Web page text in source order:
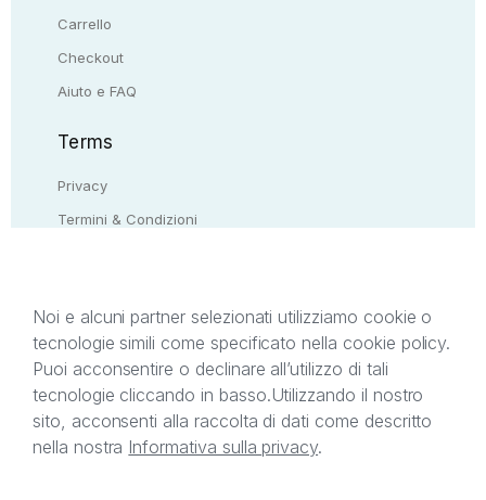
Carrello
Checkout
Aiuto e FAQ
Terms
Privacy
Termini & Condizioni
Il presente sito web è di proprietà di StreetLib S.r.l.
titolare di tutti i diritti di proprietà intellettuale
afferenti ai marchi, loghi e segni distintivi presenti
sul sito web. Si invita l’utente a prendere visione
Noi e alcuni partner selezionati utilizziamo cookie o
tecnologie simili come specificato nella cookie policy.
Puoi acconsentire o declinare all’utilizzo di tali
tecnologie cliccando in basso.Utilizzando il nostro
sito, acconsenti alla raccolta di dati come descritto
nella nostra Informativa sulla privacy.